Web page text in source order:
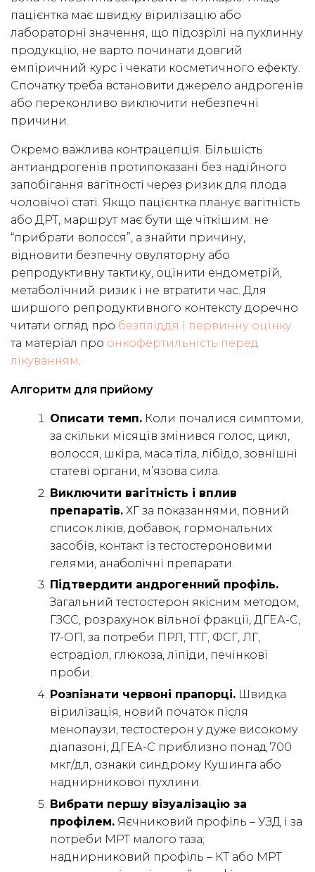
пацієнтка має швидку вірилізацію або
лабораторні значення, що підозрілі на пухлинну
продукцію, не варто починати довгий
емпіричний курс і чекати косметичного ефекту.
Спочатку треба встановити джерело андрогенів
або переконливо виключити небезпечні
причини.
Окремо важлива контрацепція. Більшість
антиандрогенів протипоказані без надійного
запобігання вагітності через ризик для плода
чоловічої статі. Якщо пацієнтка планує вагітність
або ДРТ, маршрут має бути ще чіткішим: не
“прибрати волосся”, а знайти причину,
відновити безпечну овуляторну або
репродуктивну тактику, оцінити ендометрій,
метаболічний ризик і не втратити час. Для
ширшого репродуктивного контексту доречно
читати огляд про безпліддя і первинну оцінку
та матеріал про онкофертильність перед
лікуванням.
Алгоритм для прийому
Описати темп. Коли почалися симптоми,
за скільки місяців змінився голос, цикл,
волосся, шкіра, маса тіла, лібідо, зовнішні
статеві органи, м’язова сила.
Виключити вагітність і вплив
препаратів. ХГ за показаннями, повний
список ліків, добавок, гормональних
засобів, контакт із тестостероновими
гелями, анаболічні препарати.
Підтвердити андрогенний профіль.
Загальний тестостерон якісним методом,
ГЗСС, розрахунок вільної фракції, ДГЕА-С,
17-ОП, за потреби ПРЛ, ТТГ, ФСГ, ЛГ,
естрадіол, глюкоза, ліпіди, печінкові
проби.
Розпізнати червоні прапорці. Швидка
вірилізація, новий початок після
менопаузи, тестостерон у дуже високому
діапазоні, ДГЕА-С приблизно понад 700
мкг/дл, ознаки синдрому Кушинга або
наднирникової пухлини.
Вибрати першу візуалізацію за
профілем. Яєчниковий профіль – УЗД і за
потреби МРТ малого таза;
наднирниковий профіль – КТ або МРТ